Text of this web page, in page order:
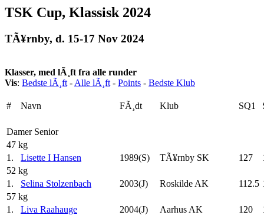
TSK Cup, Klassisk 2024
TÃ¥rnby, d. 15-17 Nov 2024
Klasser, med lÃ¸ft fra alle runder
Vis: Bedste lÃ¸ft - Alle lÃ¸ft - Points - Bedste Klub
# Navn FÃ¸dt Klub SQ1
Damer Senior
47 kg
1.
Lisette I Hansen 1989(S) TÃ¥rnby SK 127
52 kg
1.
Selina Stolzenbach 2003(J) Roskilde AK 112.5
57 kg
1.
Liva Raahauge 2004(J) Aarhus AK 120